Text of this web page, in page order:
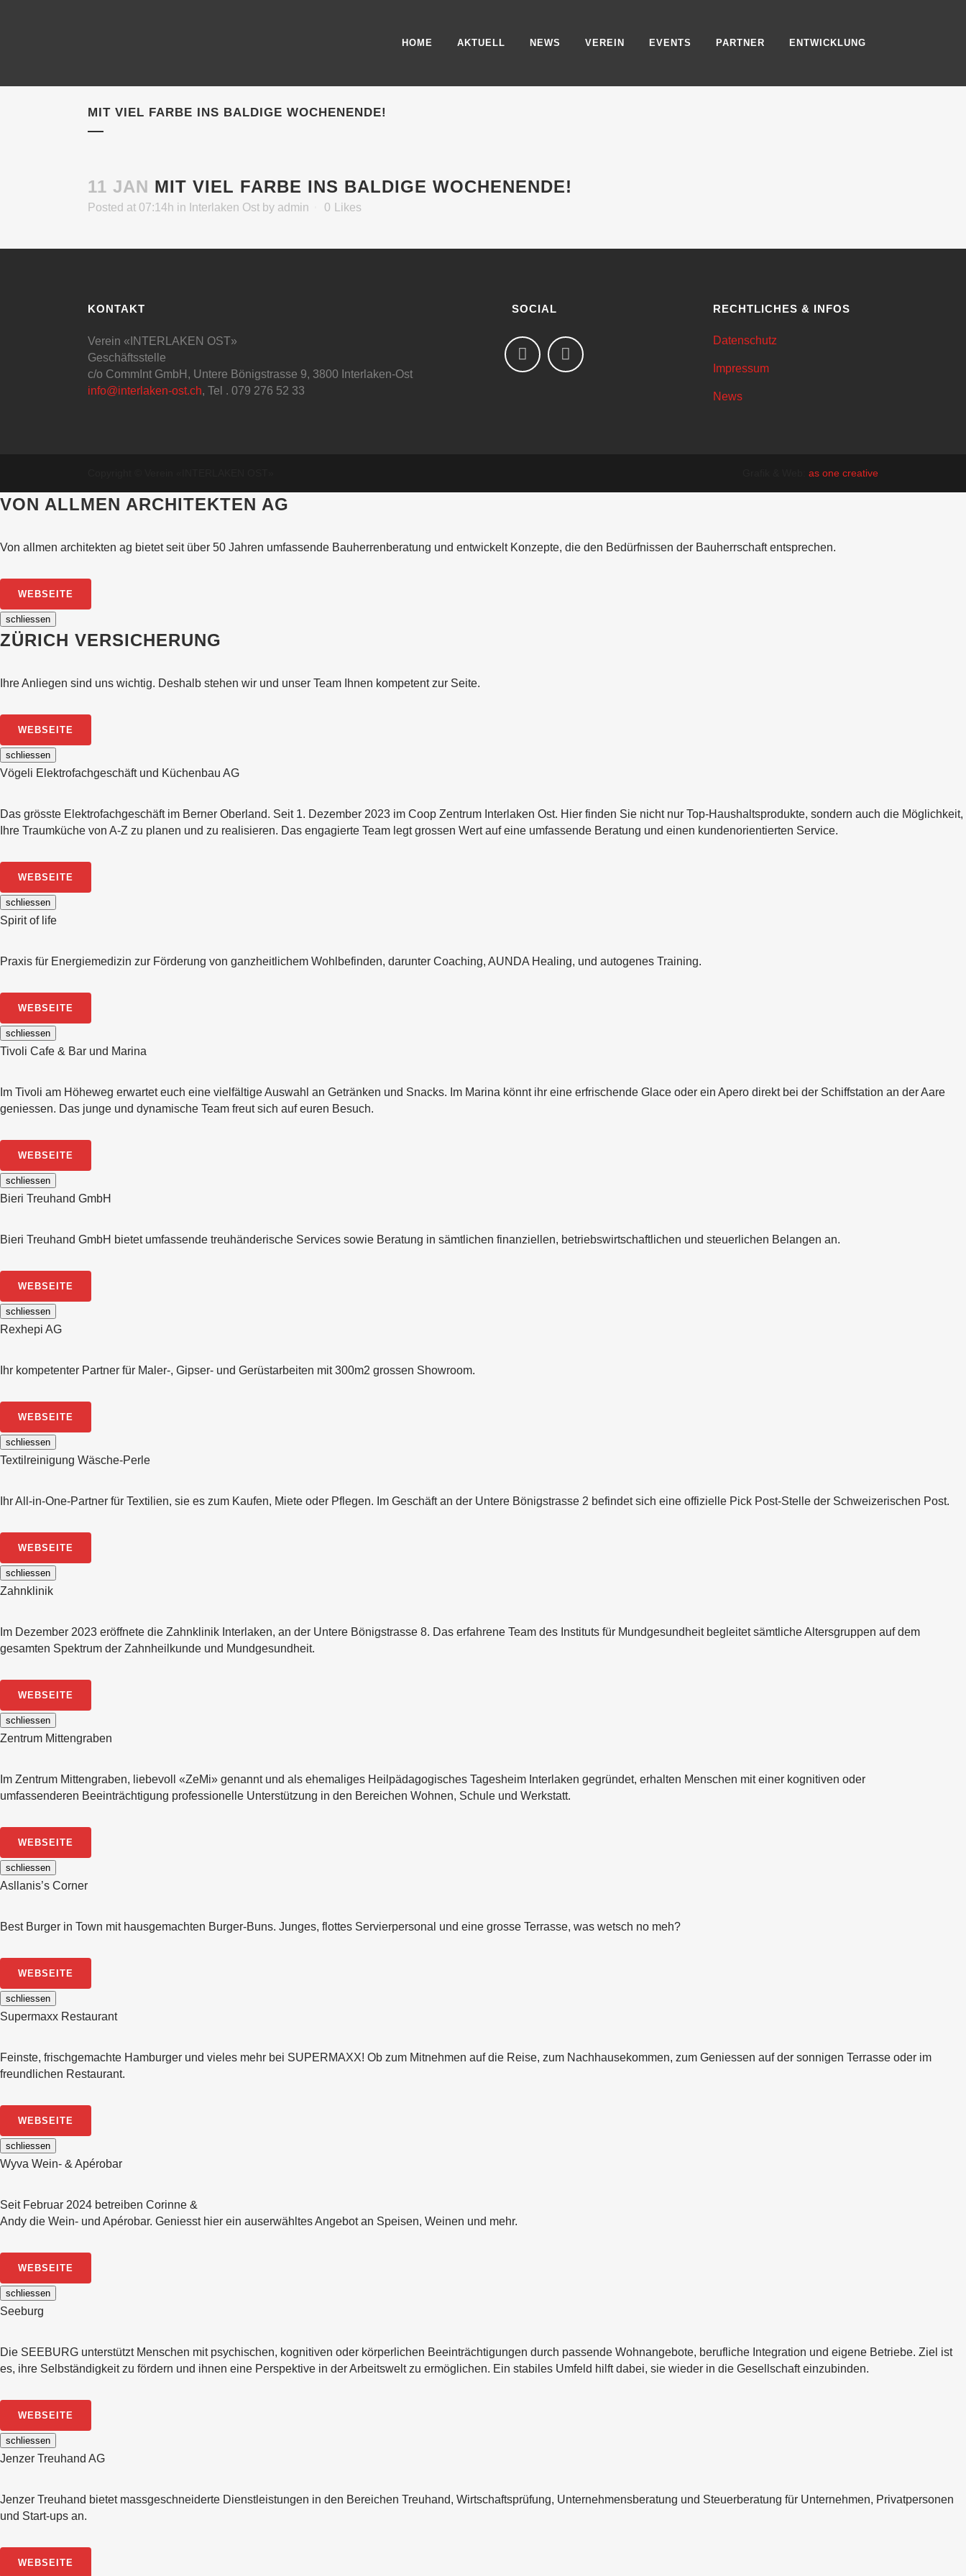
HOME AKTUELL NEWS VEREIN EVENTS PARTNER ENTWICKLUNG
MIT VIEL FARBE INS BALDIGE WOCHENENDE!
11 JAN MIT VIEL FARBE INS BALDIGE WOCHENENDE!
Posted at 07:14h in Interlaken Ost by admin 0 Likes
KONTAKT
Verein «INTERLAKEN OST»
Geschäftsstelle
c/o CommInt GmbH, Untere Bönigstrasse 9, 3800 Interlaken-Ost
info@interlaken-ost.ch, Tel . 079 276 52 33
SOCIAL RECHTLICHES & INFOS
Datenschutz
Impressum
News
as one creative
VON ALLMEN ARCHITEKTEN AG
Von allmen architekten ag bietet seit über 50 Jahren umfassende Bauherrenberatung und entwickelt Konzepte, die den Bedürfnissen der Bauherrschaft entsprechen.
WEBSEITE
schliessen
ZÜRICH VERSICHERUNG
Ihre Anliegen sind uns wichtig. Deshalb stehen wir und unser Team Ihnen kompetent zur Seite.
WEBSEITE
schliessen
Vögeli Elektrofachgeschäft und Küchenbau AG
Das grösste Elektrofachgeschäft im Berner Oberland. Seit 1. Dezember 2023 im Coop Zentrum Interlaken Ost. Hier finden Sie nicht nur Top-Haushaltsprodukte, sondern auch die Möglichkeit,
Ihre Traumküche von A-Z zu planen und zu realisieren. Das engagierte Team legt grossen Wert auf eine umfassende Beratung und einen kundenorientierten Service.
WEBSEITE
schliessen
Spirit of life
Praxis für Energiemedizin zur Förderung von ganzheitlichem Wohlbefinden, darunter Coaching, AUNDA Healing, und autogenes Training.
WEBSEITE
schliessen
Tivoli Cafe & Bar und Marina
Im Tivoli am Höheweg erwartet euch eine vielfältige Auswahl an Getränken und Snacks. Im Marina könnt ihr eine erfrischende Glace oder ein Apero direkt bei der Schiffstation an der Aare
geniessen. Das junge und dynamische Team freut sich auf euren Besuch.
WEBSEITE
schliessen
Bieri Treuhand GmbH
Bieri Treuhand GmbH bietet umfassende treuhänderische Services sowie Beratung in sämtlichen finanziellen, betriebswirtschaftlichen und steuerlichen Belangen an.
WEBSEITE
schliessen
Rexhepi AG
Ihr kompetenter Partner für Maler-, Gipser- und Gerüstarbeiten mit 300m2 grossen Showroom.
WEBSEITE
schliessen
Textilreinigung Wäsche-Perle
Ihr All-in-One-Partner für Textilien, sie es zum Kaufen, Miete oder Pflegen. Im Geschäft an der Untere Bönigstrasse 2 befindet sich eine offizielle Pick Post-Stelle der Schweizerischen Post.
WEBSEITE
schliessen
Zahnklinik
Im Dezember 2023 eröffnete die Zahnklinik Interlaken, an der Untere Bönigstrasse 8. Das erfahrene Team des Instituts für Mundgesundheit begleitet sämtliche Altersgruppen auf dem
gesamten Spektrum der Zahnheilkunde und Mundgesundheit.
WEBSEITE
schliessen
Zentrum Mittengraben
Im Zentrum Mittengraben, liebevoll «ZeMi» genannt und als ehemaliges Heilpädagogisches Tagesheim Interlaken gegründet, erhalten Menschen mit einer kognitiven oder
umfassenderen Beeinträchtigung professionelle Unterstützung in den Bereichen Wohnen, Schule und Werkstatt.
WEBSEITE
schliessen
Asllanis’s Corner
Best Burger in Town mit hausgemachten Burger-Buns. Junges, flottes Servierpersonal und eine grosse Terrasse, was wetsch no meh?
WEBSEITE
schliessen
Supermaxx Restaurant
Feinste, frischgemachte Hamburger und vieles mehr bei SUPERMAXX! Ob zum Mitnehmen auf die Reise, zum Nachhausekommen, zum Geniessen auf der sonnigen Terrasse oder im
freundlichen Restaurant.
WEBSEITE
schliessen
Wyva Wein- & Apérobar
Seit Februar 2024 betreiben Corinne &
Andy die Wein- und Apérobar. Geniesst hier ein auserwähltes Angebot an Speisen, Weinen und mehr.
WEBSEITE
schliessen
Seeburg
Die SEEBURG unterstützt Menschen mit psychischen, kognitiven oder körperlichen Beeinträchtigungen durch passende Wohnangebote, berufliche Integration und eigene Betriebe. Ziel ist
es, ihre Selbständigkeit zu fördern und ihnen eine Perspektive in der Arbeitswelt zu ermöglichen. Ein stabiles Umfeld hilft dabei, sie wieder in die Gesellschaft einzubinden.
WEBSEITE
schliessen
Jenzer Treuhand AG
Jenzer Treuhand bietet massgeschneiderte Dienstleistungen in den Bereichen Treuhand, Wirtschaftsprüfung, Unternehmensberatung und Steuerberatung für Unternehmen, Privatpersonen
und Start-ups an.
WEBSEITE